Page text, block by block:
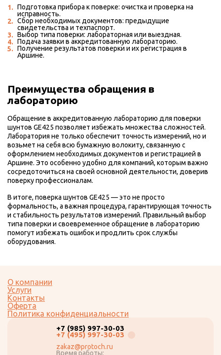
Подготовка прибора к поверке: очистка и проверка на
исправность.
Сбор необходимых документов: предыдущие
свидетельства и техпаспорт.
Выбор типа поверки: лабораторная или выездная.
Подача заявки в аккредитованную лабораторию.
Получение результатов поверки и их регистрация в
Аршине.
Преимущества обращения в
лабораторию
Обращение в аккредитованную лабораторию для поверки
шунтов GE425 позволяет избежать множества сложностей.
Лаборатория не только обеспечит точность измерений, но и
возьмет на себя всю бумажную волокиту, связанную с
оформлением необходимых документов и регистрацией в
Аршине. Это особенно удобно для компаний, которым важно
сосредоточиться на своей основной деятельности, доверив
поверку профессионалам.
В итоге, поверка шунтов GE425 — это не просто
формальность, а важная процедура, гарантирующая точность
и стабильность результатов измерений. Правильный выбор
типа поверки и своевременное обращение в лабораторию
помогут избежать ошибок и продлить срок службы
оборудования.
О компании
Услуги
Контакты
Оферта
Политика конфиденциальности
+7 (985) 997-30-03
+7 (495) 997-30-03
zakaz@protoch.ru
Время работы: